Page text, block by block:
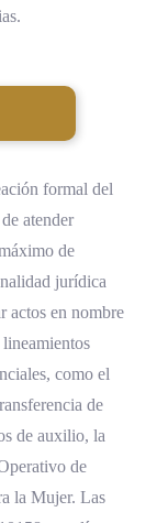
formal del
atender
de
jurídica
actos en nombre
como el
de
de auxilio, la
de
la Mujer. Las